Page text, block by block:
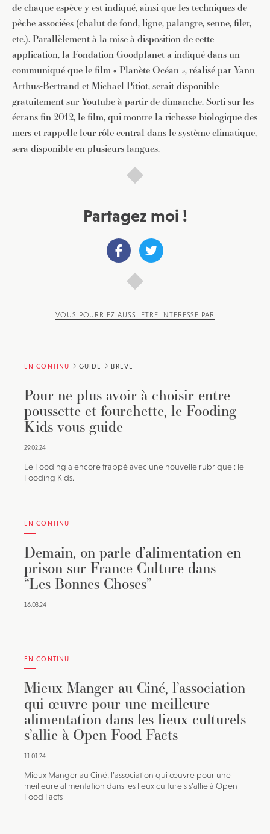
de chaque espèce y est indiqué, ainsi que les techniques de
pêche associées (chalut de fond, ligne, palangre, senne, filet,
etc.). Parallèlement à la mise à disposition de cette
application, la Fondation Goodplanet a indiqué dans un
communiqué que le film « Planète Océan », réalisé par Yann
Arthus-Bertrand et Michael Pitiot, serait disponible
gratuitement sur Youtube à partir de dimanche. Sorti sur les
écrans fin 2012, le film, qui montre la richesse biologique des
mers et rappelle leur rôle central dans le système climatique,
sera disponible en plusieurs langues.
Partagez moi !
VOUS POURRIEZ AUSSI ÊTRE INTÉRESSÉ PAR
EN CONTINU GUIDE BRÈVE
Pour ne plus avoir à choisir entre
poussette et fourchette, le Fooding
Kids vous guide
29.02.24
Le Fooding a encore frappé avec une nouvelle rubrique : le
Fooding Kids.
EN CONTINU
Demain, on parle d’alimentation en
prison sur France Culture dans
“Les Bonnes Choses”
16.03.24
EN CONTINU
Mieux Manger au Ciné, l’association
qui œuvre pour une meilleure
alimentation dans les lieux culturels
s’allie à Open Food Facts
11.01.24
Mieux Manger au Ciné, l’association qui œuvre pour une
meilleure alimentation dans les lieux culturels s’allie à Open
Food Facts